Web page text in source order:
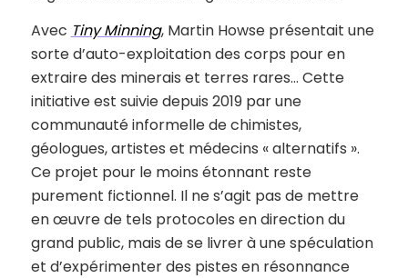
Avec Tiny Minning, Martin Howse présentait une
sorte d’auto-exploitation des corps pour en
extraire des minerais et terres rares… Cette
initiative est suivie depuis 2019 par une
communauté informelle de chimistes,
géologues, artistes et médecins « alternatifs ».
Ce projet pour le moins étonnant reste
purement fictionnel. Il ne s’agit pas de mettre
en œuvre de tels protocoles en direction du
grand public, mais de se livrer à une spéculation
et d’expérimenter des pistes en résonnance